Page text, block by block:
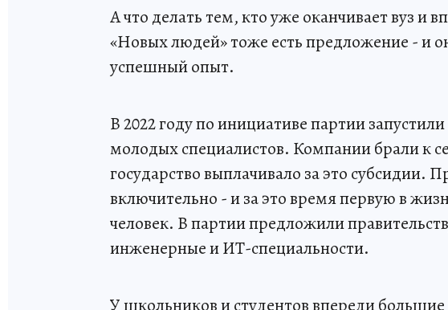
А что делать тем, кто уже оканчивает вуз и
«Новых людей» тоже есть предложение - и
успешный опыт.
В 2022 году по инициативе партии
молодых специалистов. Компании брали к
государство выплачивало за это субсидии.
включительно - и за это время первую в
человек. В партии предложили
инженерные и ИТ-специальности.
У школьников и студентов впереди